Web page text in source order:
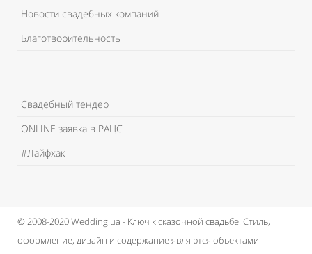
Новости свадебных компаний
Благотворительность
Свадебный тендер
ONLINE заявка в РАЦС
#Лайфхак
© 2008-2020 Wedding.ua - Ключ к сказочной свадьбе. Стиль,
оформление, дизайн и содержание являются объектами